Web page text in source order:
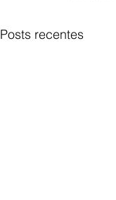
Posts recentes